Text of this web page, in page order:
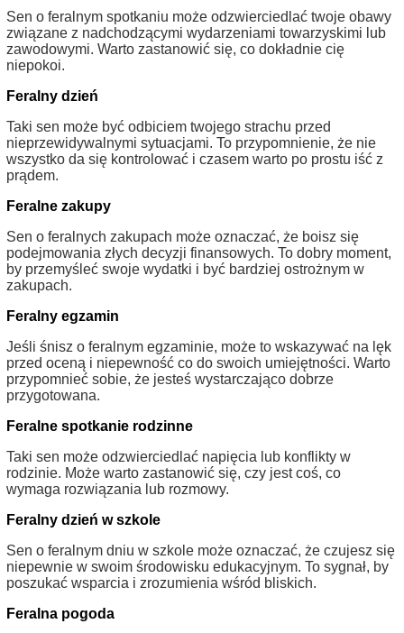
Sen o feralnym spotkaniu może odzwierciedlać twoje obawy
związane z nadchodzącymi wydarzeniami towarzyskimi lub
zawodowymi. Warto zastanowić się, co dokładnie cię
niepokoi.
Feralny dzień
Taki sen może być odbiciem twojego strachu przed
nieprzewidywalnymi sytuacjami. To przypomnienie, że nie
wszystko da się kontrolować i czasem warto po prostu iść z
prądem.
Feralne zakupy
Sen o feralnych zakupach może oznaczać, że boisz się
podejmowania złych decyzji finansowych. To dobry moment,
by przemyśleć swoje wydatki i być bardziej ostrożnym w
zakupach.
Feralny egzamin
Jeśli śnisz o feralnym egzaminie, może to wskazywać na lęk
przed oceną i niepewność co do swoich umiejętności. Warto
przypomnieć sobie, że jesteś wystarczająco dobrze
przygotowana.
Feralne spotkanie rodzinne
Taki sen może odzwierciedlać napięcia lub konflikty w
rodzinie. Może warto zastanowić się, czy jest coś, co
wymaga rozwiązania lub rozmowy.
Feralny dzień w szkole
Sen o feralnym dniu w szkole może oznaczać, że czujesz się
niepewnie w swoim środowisku edukacyjnym. To sygnał, by
poszukać wsparcia i zrozumienia wśród bliskich.
Feralna pogoda